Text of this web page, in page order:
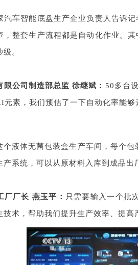
汽车智能底盘生产企业负责人告诉
，整套生产流程都是自动化作业。
。
限公司制造部总监 徐继斌： 50多台
元素，我们预估了一下自动化率能够
个液体无菌包装盒生产车间，每个
产系统，可以从原材料入库到成品出
厂厂长 燕玉平： 只需要输入一个批
技术，帮助我们提升生产效率、提高